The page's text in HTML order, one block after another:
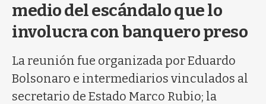
medio del escándalo que lo
involucra con banquero preso
La reunión fue organizada por Eduardo
Bolsonaro e intermediarios vinculados al
secretario de Estado Marco Rubio; la